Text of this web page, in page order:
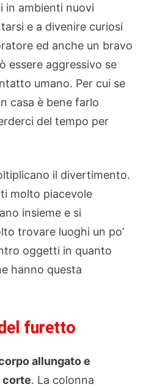
in ambienti nuovi
e a divenire curiosi
ed anche un bravo
essere aggressivo se
umano. Per cui se
casa è bene farlo
del tempo per
il divertimento.
molto piacevole
insieme e si
trovare luoghi un po’
oggetti in quanto
hanno questa
furetto
allungato e
corte. La colonna